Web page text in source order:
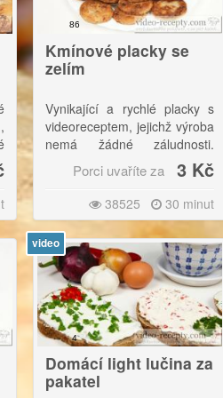
86
Kmínové placky se
zelím
Vynikající a rychlé placky s
videoreceptem, jejichž výroba
nemá žádné záludnosti.
|Kmínové placky podáváme
teplé i studené, a výborné
jsou také třeba jako příloha k
méně tučným polévkám.
Porci uvaříte za 3 Kč
38525 30 minut
video
4
Domácí light lučina za
pakatel